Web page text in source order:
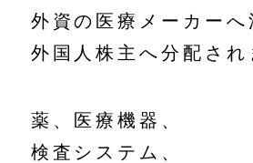
外資の医療メーカーへ
外国人株主へ分配され
薬、医療機器、
検査システム、